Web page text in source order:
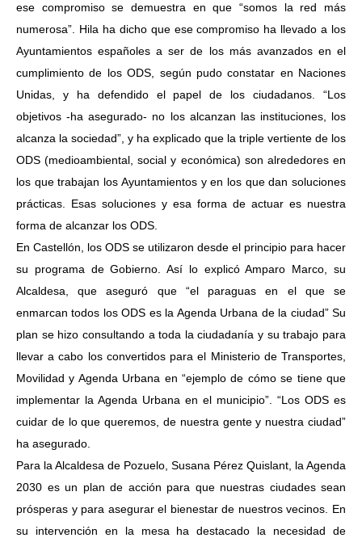
ese compromiso se demuestra en que “somos la red más
numerosa”. Hila ha dicho que ese compromiso ha llevado a los
Ayuntamientos españoles a ser de los más avanzados en el
cumplimiento de los ODS, según pudo constatar en Naciones
Unidas, y ha defendido el papel de los ciudadanos. “Los
objetivos -ha asegurado- no los alcanzan las instituciones, los
alcanza la sociedad”, y ha explicado que la triple vertiente de los
ODS (medioambiental, social y económica) son alrededores en
los que trabajan los Ayuntamientos y en los que dan soluciones
prácticas. Esas soluciones y esa forma de actuar es nuestra
forma de alcanzar los ODS.
En Castellón, los ODS se utilizaron desde el principio para hacer
su programa de Gobierno. Así lo explicó Amparo Marco, su
Alcaldesa, que aseguró que “el paraguas en el que se
enmarcan todos los ODS es la Agenda Urbana de la ciudad” Su
plan se hizo consultando a toda la ciudadanía y su trabajo para
llevar a cabo los convertidos para el Ministerio de Transportes,
Movilidad y Agenda Urbana en “ejemplo de cómo se tiene que
implementar la Agenda Urbana en el municipio”. “Los ODS es
cuidar de lo que queremos, de nuestra gente y nuestra ciudad”
ha asegurado.
Para la Alcaldesa de Pozuelo, Susana Pérez Quislant, la Agenda
2030 es un plan de acción para que nuestras ciudades sean
prósperas y para asegurar el bienestar de nuestros vecinos. En
su intervención en la mesa ha destacado la necesidad de